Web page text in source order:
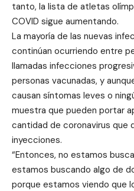
tanto, la lista de atletas
COVID sigue aumentando.
La mayoría de las nuevas
continúan ocurriendo entre
llamadas infecciones
personas vacunadas, y
causan síntomas leves o
muestra que pueden portar
cantidad de coronavirus que
inyecciones.
“Entonces, no estamos
estamos buscando algo de
porque estamos viendo que